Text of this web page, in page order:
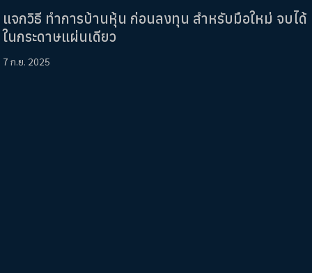
แจกวิธี ทำการบ้านหุ้น ก่อนลงทุน สำหรับมือใหม่ จบได้
ในกระดาษแผ่นเดียว
7 ก.ย. 2025